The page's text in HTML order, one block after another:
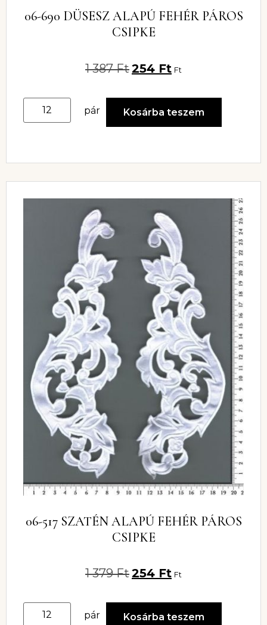
06-690 DÜSESZ ALAPÚ FEHÉR PÁROS
CSIPKE
1 387Ft254 Ft Ft
pár Kosárba teszem
06-517 SZATÉN ALAPÚ FEHÉR PÁROS
CSIPKE
1 379Ft254 Ft Ft
pár Kosárba teszem